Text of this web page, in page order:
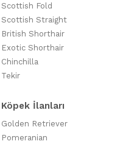
Scottish Fold
Scottish Straight
British Shorthair
Exotic Shorthair
Chinchilla
Tekir
Köpek İlanları
Golden Retriever
Pomeranian